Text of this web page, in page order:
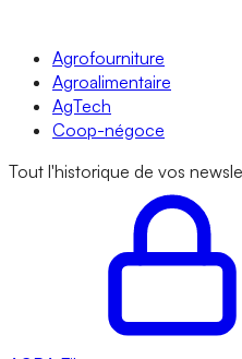
Agrofourniture
Agroalimentaire
AgTech
Coop-négoce
Tout l'historique de vos